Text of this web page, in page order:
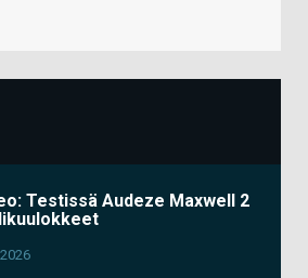
Testissä Audeze Maxwell 2